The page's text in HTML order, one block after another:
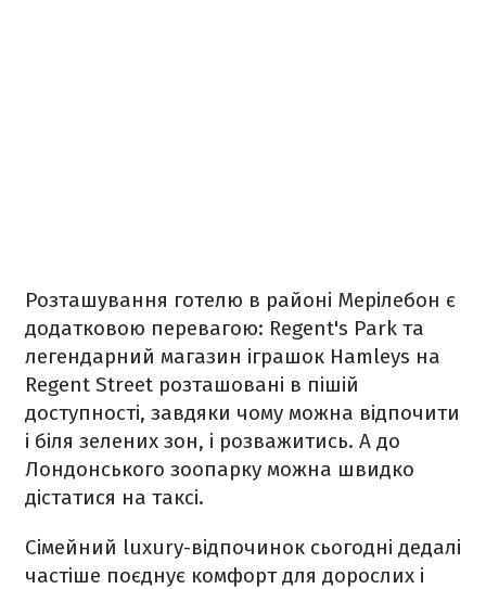
Розташування готелю в районі Мерілебон є
додатковою перевагою: Regent's Park та
легендарний магазин іграшок Hamleys на
Regent Street розташовані в пішій
доступності, завдяки чому можна відпочити
і біля зелених зон, і розважитись. А до
Лондонського зоопарку можна швидко
дістатися на таксі.
Сімейний luxury-відпочинок сьогодні дедалі
частіше поєднує комфорт для дорослих і